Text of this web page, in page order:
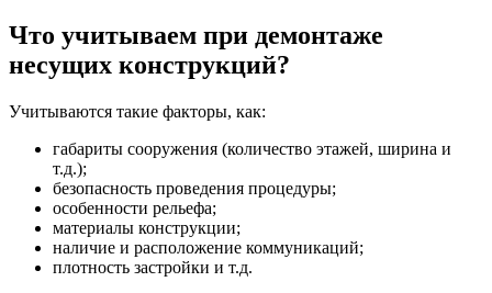
Что учитываем при демонтаже
несущих конструкций?
Учитываются такие факторы, как:
габариты сооружения (количество этажей, ширина и
т.д.);
безопасность проведения процедуры;
особенности рельефа;
материалы конструкции;
наличие и расположение коммуникаций;
плотность застройки и т.д.